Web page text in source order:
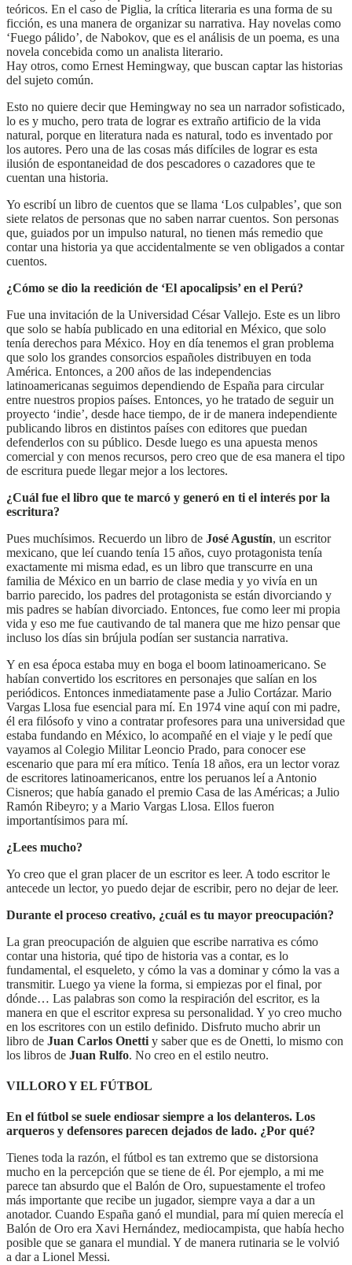
teóricos. En el caso de Piglia, la crítica literaria es una forma de su
ficción, es una manera de organizar su narrativa. Hay novelas como
‘Fuego pálido’, de Nabokov, que es el análisis de un poema, es una
novela concebida como un analista literario.
Hay otros, como Ernest Hemingway, que buscan captar las historias
del sujeto común.
Esto no quiere decir que Hemingway no sea un narrador sofisticado,
lo es y mucho, pero trata de lograr es extraño artificio de la vida
natural, porque en literatura nada es natural, todo es inventado por
los autores. Pero una de las cosas más difíciles de lograr es esta
ilusión de espontaneidad de dos pescadores o cazadores que te
cuentan una historia.
Yo escribí un libro de cuentos que se llama ‘Los culpables’, que son
siete relatos de personas que no saben narrar cuentos. Son personas
que, guiados por un impulso natural, no tienen más remedio que
contar una historia ya que accidentalmente se ven obligados a contar
cuentos.
¿Cómo se dio la reedición de ‘El apocalipsis’ en el Perú?
Fue una invitación de la Universidad César Vallejo. Este es un libro
que solo se había publicado en una editorial en México, que solo
tenía derechos para México. Hoy en día tenemos el gran problema
que solo los grandes consorcios españoles distribuyen en toda
América. Entonces, a 200 años de las independencias
latinoamericanas seguimos dependiendo de España para circular
entre nuestros propios países. Entonces, yo he tratado de seguir un
proyecto ‘indie’, desde hace tiempo, de ir de manera independiente
publicando libros en distintos países con editores que puedan
defenderlos con su público. Desde luego es una apuesta menos
comercial y con menos recursos, pero creo que de esa manera el tipo
de escritura puede llegar mejor a los lectores.
¿Cuál fue el libro que te marcó y generó en ti el interés por la
escritura?
Pues muchísimos. Recuerdo un libro de José Agustín, un escritor
mexicano, que leí cuando tenía 15 años, cuyo protagonista tenía
exactamente mi misma edad, es un libro que transcurre en una
familia de México en un barrio de clase media y yo vivía en un
barrio parecido, los padres del protagonista se están divorciando y
mis padres se habían divorciado. Entonces, fue como leer mi propia
vida y eso me fue cautivando de tal manera que me hizo pensar que
incluso los días sin brújula podían ser sustancia narrativa.
Y en esa época estaba muy en boga el boom latinoamericano. Se
habían convertido los escritores en personajes que salían en los
periódicos. Entonces inmediatamente pase a Julio Cortázar. Mario
Vargas Llosa fue esencial para mí. En 1974 vine aquí con mi padre,
él era filósofo y vino a contratar profesores para una universidad que
estaba fundando en México, lo acompañé en el viaje y le pedí que
vayamos al Colegio Militar Leoncio Prado, para conocer ese
escenario que para mí era mítico. Tenía 18 años, era un lector voraz
de escritores latinoamericanos, entre los peruanos leí a Antonio
Cisneros; que había ganado el premio Casa de las Américas; a Julio
Ramón Ribeyro; y a Mario Vargas Llosa. Ellos fueron
importantísimos para mí.
¿Lees mucho?
Yo creo que el gran placer de un escritor es leer. A todo escritor le
antecede un lector, yo puedo dejar de escribir, pero no dejar de leer.
Durante el proceso creativo, ¿cuál es tu mayor preocupación?
La gran preocupación de alguien que escribe narrativa es cómo
contar una historia, qué tipo de historia vas a contar, es lo
fundamental, el esqueleto, y cómo la vas a dominar y cómo la vas a
transmitir. Luego ya viene la forma, si empiezas por el final, por
dónde… Las palabras son como la respiración del escritor, es la
manera en que el escritor expresa su personalidad. Y yo creo mucho
en los escritores con un estilo definido. Disfruto mucho abrir un
libro de Juan Carlos Onetti y saber que es de Onetti, lo mismo con
los libros de Juan Rulfo. No creo en el estilo neutro.
VILLORO Y EL FÚTBOL
En el fútbol se suele endiosar siempre a los delanteros. Los
arqueros y defensores parecen dejados de lado. ¿Por qué?
Tienes toda la razón, el fútbol es tan extremo que se distorsiona
mucho en la percepción que se tiene de él. Por ejemplo, a mi me
parece tan absurdo que el Balón de Oro, supuestamente el trofeo
más importante que recibe un jugador, siempre vaya a dar a un
anotador. Cuando España ganó el mundial, para mí quien merecía el
Balón de Oro era Xavi Hernández, mediocampista, que había hecho
posible que se ganara el mundial. Y de manera rutinaria se le volvió
a dar a Lionel Messi.